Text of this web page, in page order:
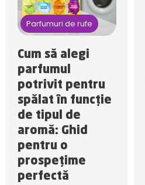
Parfumuri de rufe
Cum să alegi
parfumul
potrivit pentru
spălat în funcție
de tipul de
aromă: Ghid
pentru o
prospețime
perfectă